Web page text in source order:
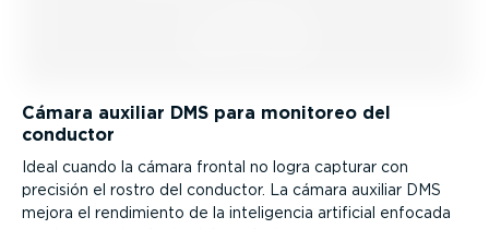
Cámara auxiliar DMS para monitoreo del
conductor
Ideal cuando la cámara frontal no logra capturar con
precisión el rostro del conductor. La cámara auxiliar DMS
mejora el rendimiento de la inteli­gencia artificial enfocada